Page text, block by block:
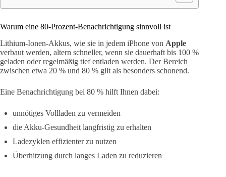
Warum eine 80-Prozent-Benachrichtigung sinnvoll ist
Lithium-Ionen-Akkus, wie sie in jedem iPhone von Apple
verbaut werden, altern schneller, wenn sie dauerhaft bis 100 %
geladen oder regelmäßig tief entladen werden. Der Bereich
zwischen etwa 20 % und 80 % gilt als besonders schonend.
Eine Benachrichtigung bei 80 % hilft Ihnen dabei:
unnötiges Vollladen zu vermeiden
die Akku-Gesundheit langfristig zu erhalten
Ladezyklen effizienter zu nutzen
Überhitzung durch langes Laden zu reduzieren